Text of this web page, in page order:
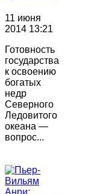
11 июня
2014 13:21
Готовность
государства
к освоению
богатых
недр
Северного
Ледовитого
океана —
вопрос...